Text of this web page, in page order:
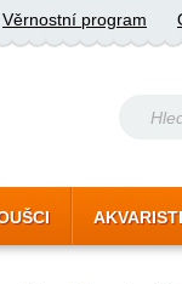
Věrnostní program